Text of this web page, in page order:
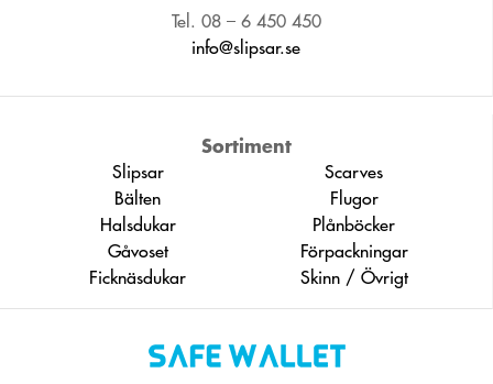
Tel. 08 – 6 450 450
info@slipsar.se
Sortiment
Slipsar
Scarves
Bälten
Flugor
Halsdukar
Plånböcker
Gåvoset
Förpackningar
Ficknäsdukar
Skinn / Övrigt